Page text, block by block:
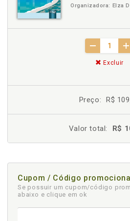
Organizadora: Elza
Excluir
Preço: R$
Valor total: R$
Cupom / Código
Se possuir um cupom/código
abaixo e clique em ok